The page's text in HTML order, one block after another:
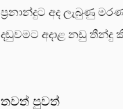
ප්‍රනාන්දුට අද ලැබුණු
දඬුවමට අදාළ නඩු තීන්දු
තවත් පුවත්